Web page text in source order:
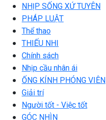
NHỊP SỐNG XỨ TUYÊN
PHÁP LUẬT
Thể thao
THIẾU NHI
Chính sách
Nhịp cầu nhân ái
ỐNG KÍNH PHÓNG VIÊN
Giải trí
Người tốt - Việc tốt
GÓC NHÌN